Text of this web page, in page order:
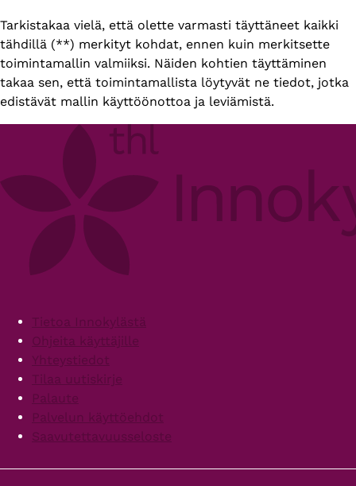
Tarkistakaa vielä, että olette varmasti täyttäneet kaikki
tähdillä (**) merkityt kohdat, ennen kuin merkitsette
toimintamallin valmiiksi. Näiden kohtien täyttäminen
takaa sen, että toimintamallista löytyvät ne tiedot, jotka
edistävät mallin käyttöönottoa ja leviämistä.
FooterTietoa Innokylästä
Ohjeita käyttäjille
Yhteystiedot
Tilaa uutiskirje
Palaute
Palvelun käyttöehdot
Saavutettavuusseloste